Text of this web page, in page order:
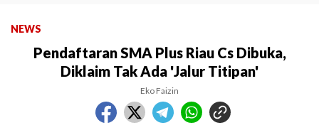
NEWS
Pendaftaran SMA Plus Riau Cs Dibuka,
Diklaim Tak Ada 'Jalur Titipan'
Eko Faizin